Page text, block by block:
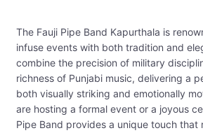
The Fauji Pipe Band Kapurthala is
infuse events with both tradition and
combine the precision of military
richness of Punjabi music, delivering a
both visually striking and emotionally
are hosting a formal event or a joyous
Pipe Band provides a unique touch that